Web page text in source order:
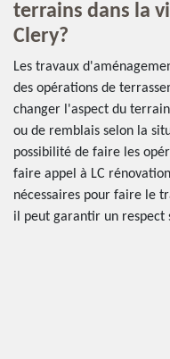
terrains dans la
Clery?
Les travaux
des opérations de
changer l'aspect du
ou de remblais selon la
possibilité de faire les
faire appel à LC
nécessaires pour faire le
il peut garantir un respect